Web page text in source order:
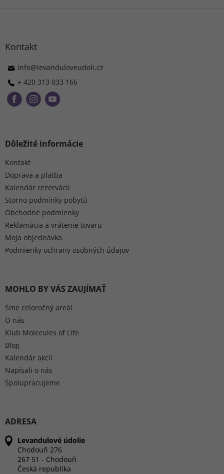
Kontakt
info@levanduloveudoli.cz
+ 420 313 033 166
Dôležité informácie
Kontakt
Doprava a platba
Kalendár rezervácií
Storno podmínky pobytů
Obchodné podmienky
Reklamácia a vrátenie tovaru
Moja objednávka
Podmienky ochrany osobných údajov
MOHLO BY VÁS ZAUJÍMAŤ
Sme celoročný areál
O nás
Klub Molecules of Life
Blog
Kalendár akcií
Napísali o nás
Spolupracujeme
ADRESA
Levandulové údolie
Chodouň 276
267 51 - Chodouň
Česká republika